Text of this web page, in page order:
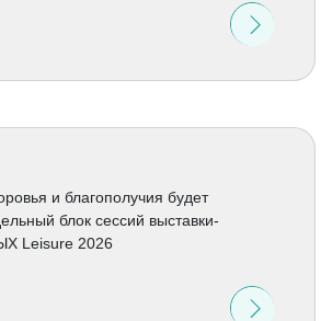
и благополучия будет
блок сессий выставки-
Leisure 2026